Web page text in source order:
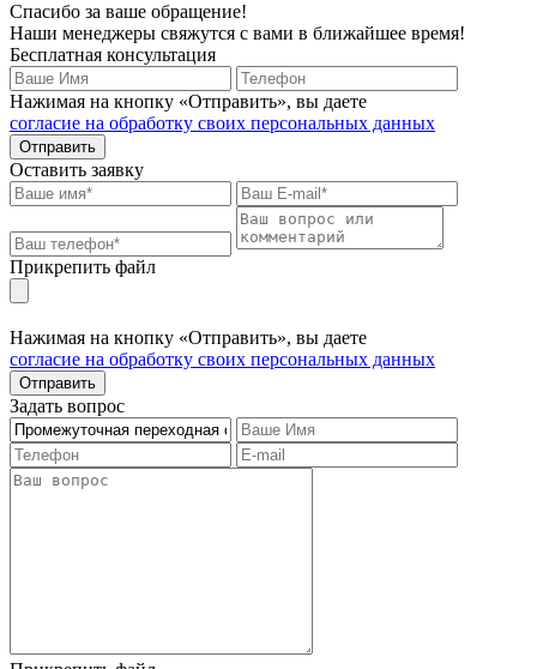
Спасибо за ваше обращение!
Наши менеджеры свяжутся с вами в ближайшее время!
Бесплатная консультация
Нажимая на кнопку «Отправить», вы даете
согласие на обработку своих персональных данных
Отправить
Оставить заявку
Прикрепить файл
Нажимая на кнопку «Отправить», вы даете
согласие на обработку своих персональных данных
Отправить
Задать вопрос